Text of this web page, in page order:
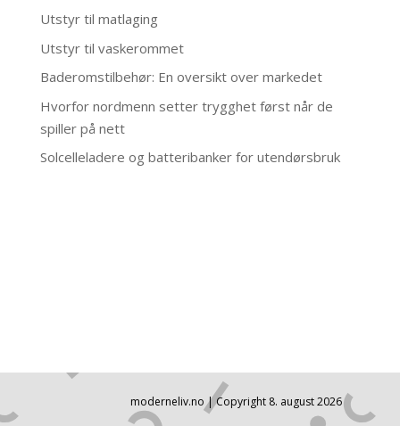
Utstyr til matlaging
Utstyr til vaskerommet
Baderomstilbehør: En oversikt over markedet
Hvorfor nordmenn setter trygghet først når de
spiller på nett
Solcelleladere og batteribanker for utendørsbruk
moderneliv.no | Copyright 8. august 2026